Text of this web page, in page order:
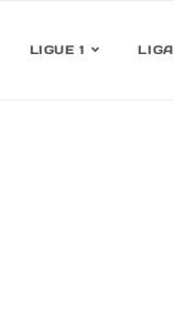
LIGUE 1 LIGA